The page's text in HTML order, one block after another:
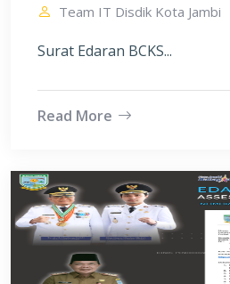
Team IT Disdik Kota Jambi
Surat Edaran BCKS...
Read More